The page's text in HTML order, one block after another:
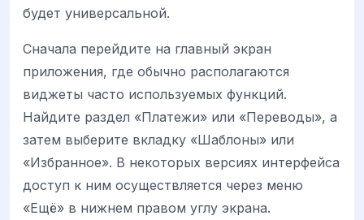
будет универсальной.
Сначала перейдите на главный экран
приложения, где обычно располагаются
виджеты часто используемых функций.
Найдите раздел «Платежи» или «Переводы», а
затем выберите вкладку «Шаблоны» или
«Избранное». В некоторых версиях интерфейса
доступ к ним осуществляется через меню
«Ещё» в нижнем правом углу экрана.